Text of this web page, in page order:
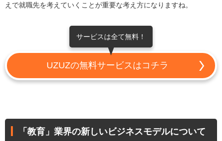
えで就職先を考えていくことが重要な考え方になりますね。
サービスは全て無料！
UZUZの無料サービスはコチラ
「教育」業界の新しいビジネスモデルについて